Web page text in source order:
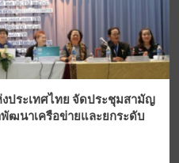
ประเทศไทย จัดประชุมสามัญ
พัฒนาเครือข่ายและยกระดับ